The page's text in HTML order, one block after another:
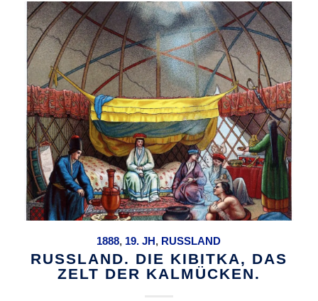
1888, 19. JH, RUSSLAND
RUSSLAND. DIE KIBITKA, DAS
ZELT DER KALMÜCKEN.